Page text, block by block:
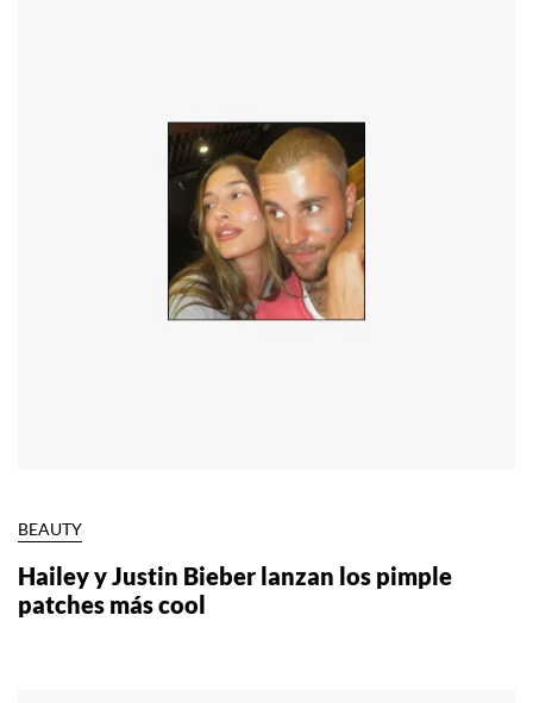
BEAUTY
Hailey y Justin Bieber lanzan los pimple
patches más cool